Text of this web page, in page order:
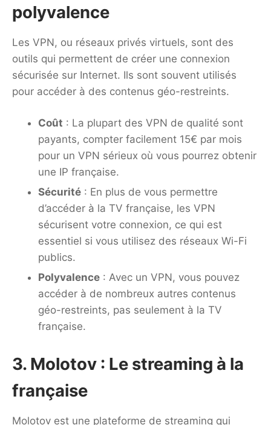
polyvalence
Les VPN, ou réseaux privés virtuels, sont des
outils qui permettent de créer une connexion
sécurisée sur Internet. Ils sont souvent utilisés
pour accéder à des contenus géo-restreints.
Coût : La plupart des VPN de qualité sont
payants, compter facilement 15€ par mois
pour un VPN sérieux où vous pourrez obtenir
une IP française.
Sécurité: En plus de vous permettre
d’accéder à la TV française, les VPN
sécurisent votre connexion, ce qui est
essentiel si vous utilisez des réseaux Wi-Fi
publics.
Polyvalence: Avec un VPN, vous pouvez
accéder à de nombreux autres contenus
géo-restreints, pas seulement à la TV
française.
3. Molotov : Le streaming à la
française
Molotov est une plateforme de streaming qui